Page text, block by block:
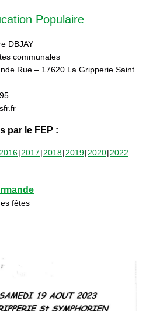
Populaire
DBJAY
communales
Rue – 17620 La Gripperie Saint
par le FEP :
2016 2017 2018 2019 2020 2022
fêtes